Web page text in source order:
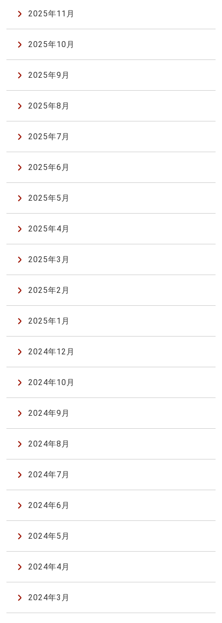
2025年11月
2025年10月
2025年9月
2025年8月
2025年7月
2025年6月
2025年5月
2025年4月
2025年3月
2025年2月
2025年1月
2024年12月
2024年10月
2024年9月
2024年8月
2024年7月
2024年6月
2024年5月
2024年4月
2024年3月